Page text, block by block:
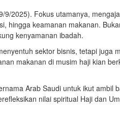
2025). Fokus utamanya,
hingga keamanan makanan.
kenyamanan ibadah.
sektor bisnis, tetapi juga
makanan di musim haji kian
Arab Saudi untuk ikut ambil
nilai spiritual Haji dan